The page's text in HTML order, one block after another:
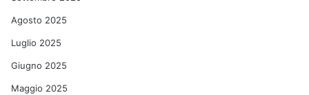
Agosto 2025
Luglio 2025
Giugno 2025
Maggio 2025